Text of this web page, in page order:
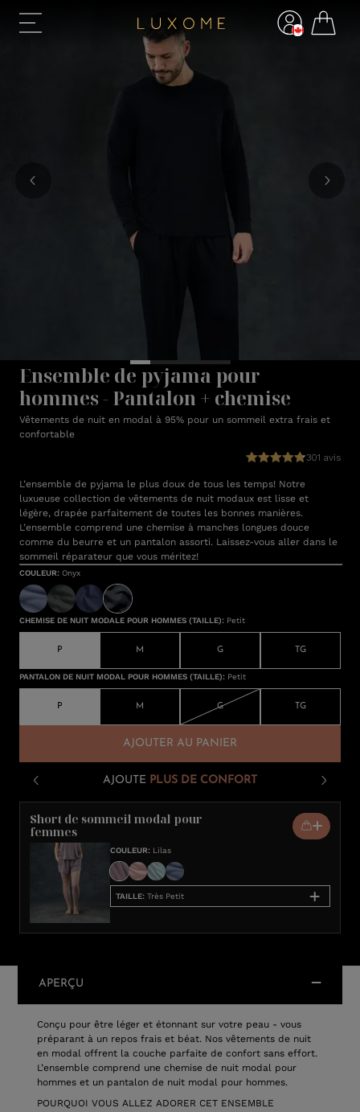
Ensemble de pyjama pour
hommes - Pantalon + chemise
Vêtements de nuit en modal à 95% pour un sommeil extra frais et
confortable
301 avis
L’ensemble de pyjama le plus doux de tous les temps! Notre
luxueuse collection de vêtements de nuit modaux est lisse et
légère, drapée parfaitement de toutes les bonnes manières.
L’ensemble comprend une chemise à manches longues douce
comme du beurre et un pantalon assorti. Laissez-vous aller dans le
sommeil réparateur que vous méritez!
COULEUR: Onyx
CHEMISE DE NUIT MODALE POUR HOMMES (TAILLE): Petit
P M G TG
PANTALON DE NUIT MODAL POUR HOMMES (TAILLE): Petit
P M G TG
AJOUTER AU PANIER
AJOUTE PLUS DE CONFORT
Short de sommeil modal pour
femmes
COULEUR: Lilas
TAILLE: Très Petit
APERÇU
Conçu pour être léger et étonnant sur votre peau - vous
préparant à un repos frais et béat. Nos vêtements de nuit
en modal offrent la couche parfaite de confort sans effort.
L’ensemble comprend une chemise de nuit modal pour
hommes et un pantalon de nuit modal pour hommes.
POURQUOI VOUS ALLEZ ADORER CET ENSEMBLE